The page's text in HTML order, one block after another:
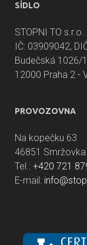
SÍDLO
STOPNI TO s.r.o.
IČ: 03909042,
Budečská 1026/
12000 Praha 2 -
PROVOZOVNA
Na kopečku 63
46851 Smržovka
Tel.: +420 721
E-mail: